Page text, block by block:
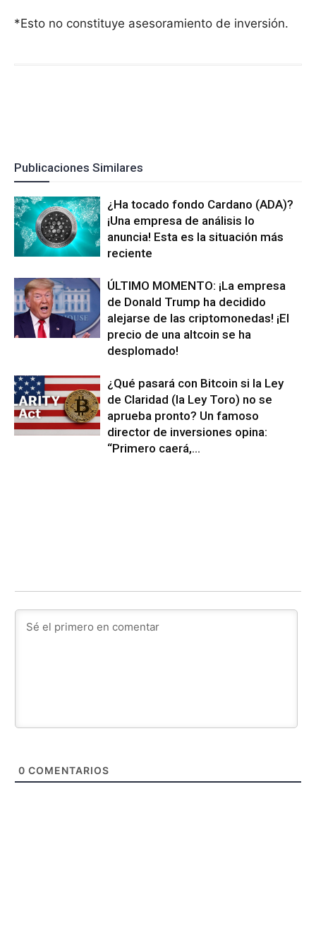
*Esto no constituye asesoramiento de inversión.
Publicaciones Similares
¿Ha tocado fondo Cardano (ADA)?
¡Una empresa de análisis lo
anuncia! Esta es la situación más
reciente
ÚLTIMO MOMENTO: ¡La empresa
de Donald Trump ha decidido
alejarse de las criptomonedas! ¡El
precio de una altcoin se ha
desplomado!
¿Qué pasará con Bitcoin si la Ley
de Claridad (la Ley Toro) no se
aprueba pronto? Un famoso
director de inversiones opina:
“Primero caerá,...
0 COMENTARIOS